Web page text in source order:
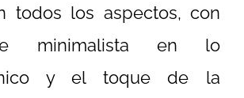
todos los aspectos, con
minimalista en lo
y el toque de la